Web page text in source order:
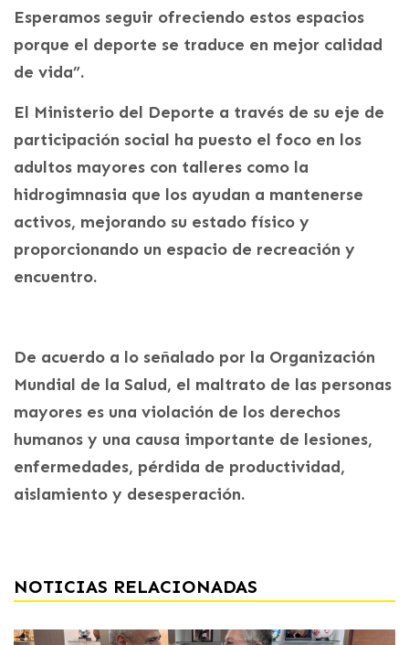
Esperamos seguir ofreciendo estos espacios
porque el deporte se traduce en mejor calidad
de vida”.
El Ministerio del Deporte a través de su eje de
participación social ha puesto el foco en los
adultos mayores con talleres como la
hidrogimnasia que los ayudan a mantenerse
activos, mejorando su estado físico y
proporcionando un espacio de recreación y
encuentro.
De acuerdo a lo señalado por la Organización
Mundial de la Salud, el maltrato de las personas
mayores es una violación de los derechos
humanos y una causa importante de lesiones,
enfermedades, pérdida de productividad,
aislamiento y desesperación.
NOTICIAS RELACIONADAS